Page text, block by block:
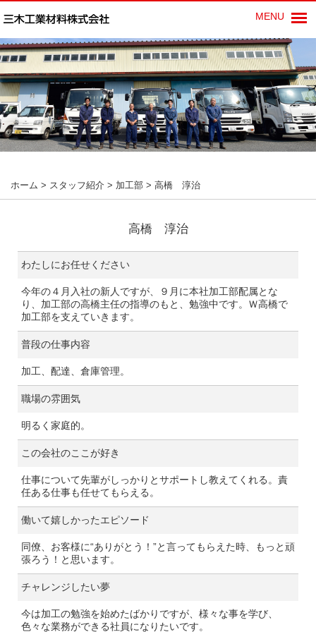
MENU
ホーム > スタッフ紹介 > 加工部 > 高橋 淳治
高橋 淳治
わたしにお任せください
今年の４月入社の新人ですが、９月に本社加工部配属とな
り、加工部の高橋主任の指導のもと、勉強中です。Ｗ高橋で
加工部を支えていきます。
普段の仕事内容
加工、配達、倉庫管理。
職場の雰囲気
明るく家庭的。
この会社のここが好き
仕事について先輩がしっかりとサポートし教えてくれる。責
任ある仕事も任せてもらえる。
働いて嬉しかったエピソード
同僚、お客様に“ありがとう！”と言ってもらえた時、もっと頑
張ろう！と思います。
チャレンジしたい夢
今は加工の勉強を始めたばかりですが、様々な事を学び、
色々な業務ができる社員になりたいです。